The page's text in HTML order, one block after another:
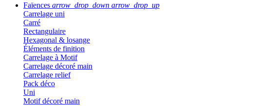
Faïences arrow_drop_down arrow_drop_up
Carrelage uni
Carré
Rectangulaire
Hexagonal & losange
Éléments de finition
Carrelage à Motif
Carrelage décoré main
Carrelage relief
Pack déco
Uni
Motif décoré main